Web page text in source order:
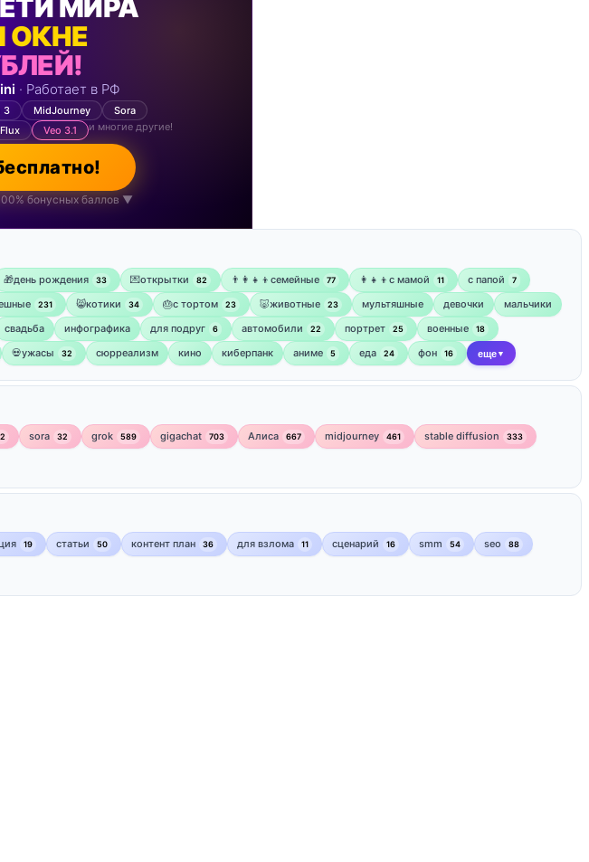
МИРА
ОКНЕ
· Работает в РФ
3 MidJourney
Sora
Flux Veo 3.1 и многие другие!
бонусных баллов ▼
🎁день рождения 33 💌открытки 82 👨‍👩‍👧‍👦семейные 77 👩‍👧‍👦с мамой 11 ‍с папой 7
231 😸котики 34 🎂с тортом 23 🐷животные 23 мультяшные девочки
мальчики
свадьба инфографика для подруг 6 автомобили 22 портрет 25 военные 18
💀ужасы 32 сюрреализм кино киберпанк аниме 5 еда 24 фон 16 еще ▼
sora 32 grok 589 gigachat 703 Алиса 667 midjourney 461 stable diffusion 333
19 статьи 50 контент план 36 для взлома 11 сценарий 16 smm 54 seo 88